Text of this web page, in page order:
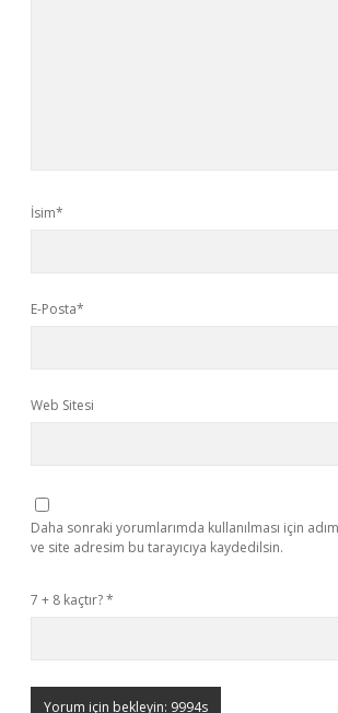
İsim*
E-Posta*
Web Sitesi
Daha sonraki yorumlarımda kullanılması için
ve site adresim bu tarayıcıya kaydedilsin.
7 + 8 kaçtır?*